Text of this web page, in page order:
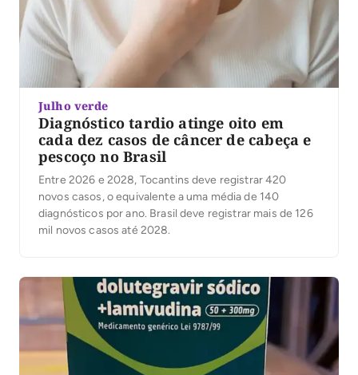
Julho verde
Diagnóstico tardio atinge oito em
cada dez casos de câncer de cabeça e
pescoço no Brasil
Entre 2026 e 2028, Tocantins deve registrar 420
novos casos, o equivalente a uma média de 140
diagnósticos por ano. Brasil deve registrar mais de 126
mil novos casos até 2028.